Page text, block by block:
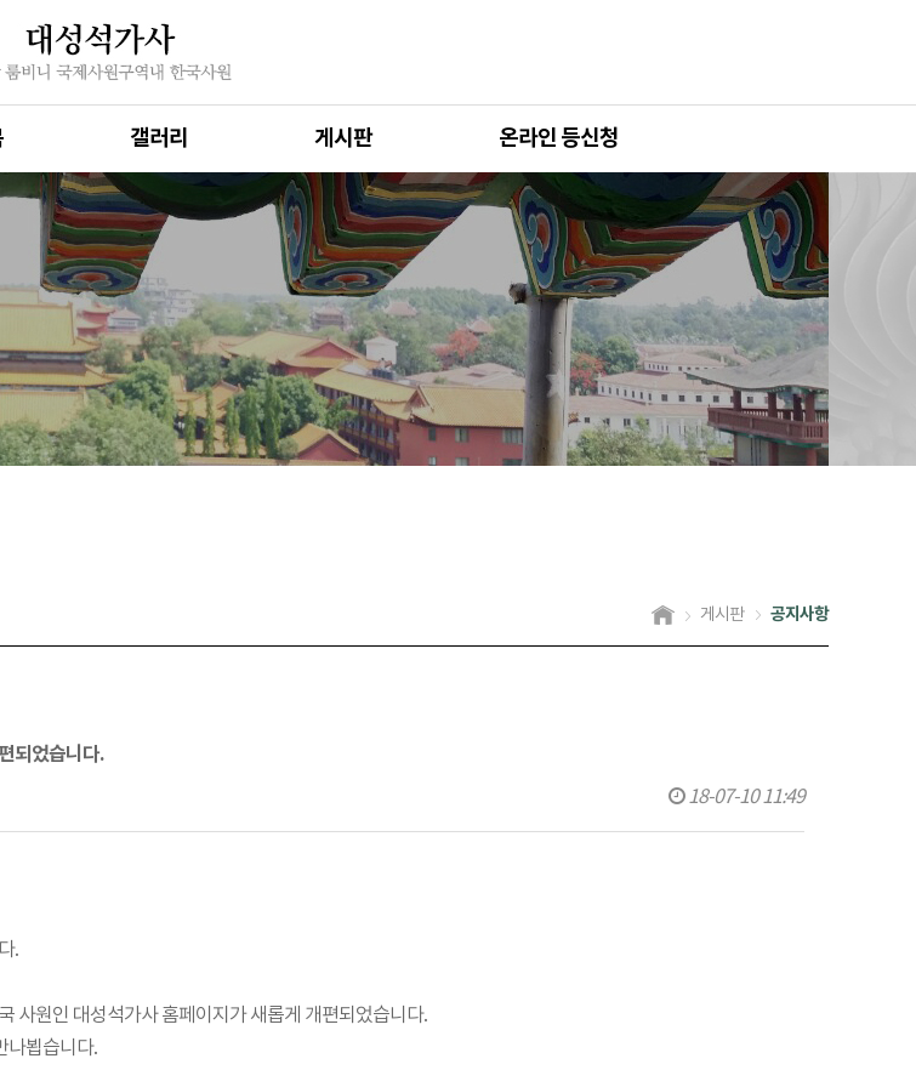
갤러리 게시판 온라인 등신청
게시판 공지사항
되었습니다.
18-07-10 11:49
.
사원인 대성석가사 홈페이지가 새롭게 개편되었습니다.
나뵙습니다.